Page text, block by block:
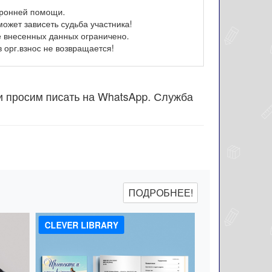
помощи.
зависеть судьба участника!
данных ограничено.
не возвращается!
просим писать на WhatsApp. Служба
ПОДРОБНЕЕ!
CLEVER LIBRARY